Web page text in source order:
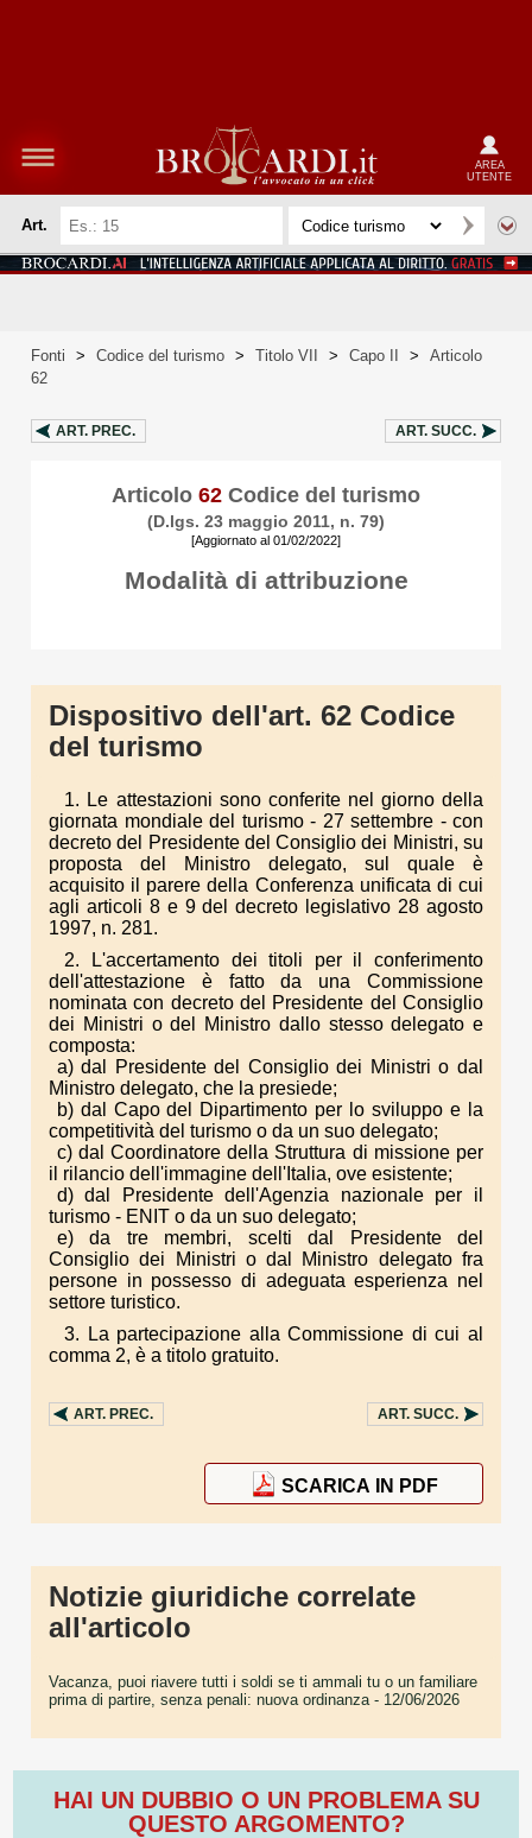
AREA
UTENTE
Art.
Fonti > Codice del turismo > Titolo VII > Capo II >
Articolo
62
ART. PREC. ART. SUCC.
Articolo 62 Codice del turismo
(D.lgs. 23 maggio 2011, n. 79)
[Aggiornato al 01/02/2022]
Modalità di attribuzione
Dispositivo dell'art. 62 Codice
del turismo
1. Le attestazioni sono conferite nel giorno della
giornata mondiale del turismo - 27 settembre - con
decreto del Presidente del Consiglio dei Ministri, su
proposta del Ministro delegato, sul quale è
acquisito il parere della Conferenza unificata di cui
agli articoli 8 e 9 del decreto legislativo 28 agosto
1997, n. 281.
2. L'accertamento dei titoli per il conferimento
dell'attestazione è fatto da una Commissione
nominata con decreto del Presidente del Consiglio
dei Ministri o del Ministro dallo stesso delegato e
composta:
a) dal Presidente del Consiglio dei Ministri o dal
Ministro delegato, che la presiede;
b) dal Capo del Dipartimento per lo sviluppo e la
competitività del turismo o da un suo delegato;
c) dal Coordinatore della Struttura di missione per
il rilancio dell'immagine dell'Italia, ove esistente;
d) dal Presidente dell'Agenzia nazionale per il
turismo - ENIT o da un suo delegato;
e) da tre membri, scelti dal Presidente del
Consiglio dei Ministri o dal Ministro delegato fra
persone in possesso di adeguata esperienza nel
settore turistico.
3. La partecipazione alla Commissione di cui al
comma 2, è a titolo gratuito.
ART. PREC. ART. SUCC.
SCARICA IN PDF
Notizie giuridiche correlate
all'articolo
Vacanza, puoi riavere tutti i soldi se ti ammali tu o un familiare
prima di partire, senza penali: nuova ordinanza- 12/06/2026
HAI UN DUBBIO O UN PROBLEMA SU
QUESTO ARGOMENTO?